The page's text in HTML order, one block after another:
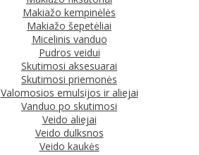
Makiažo kempinėlės
Makiažo šepetėliai
Micelinis vanduo
Pudros veidui
Skutimosi aksesuarai
Skutimosi priemonės
Valomosios emulsijos ir aliejai
Vanduo po skutimosi
Veido aliejai
Veido dulksnos
Veido kaukės